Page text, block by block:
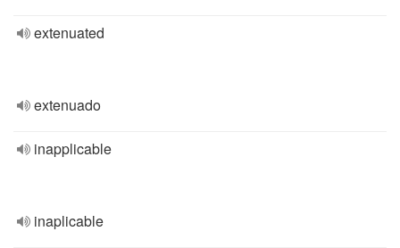
extenuated
extenuado
inapplicable
inaplicable